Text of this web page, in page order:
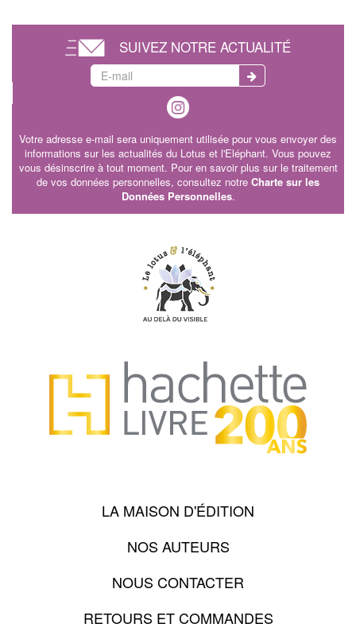
SUIVEZ NOTRE ACTUALITÉ
Votre adresse e-mail sera uniquement utilisée pour vous envoyer des
informations sur les actualités du Lotus et l'Eléphant. Vous pouvez
vous désinscrire à tout moment. Pour en savoir plus sur le traitement
de vos données personnelles, consultez notre Charte sur les
Données Personnelles.
LA MAISON D'ÉDITION
NOS AUTEURS
NOUS CONTACTER
RETOURS ET COMMANDES